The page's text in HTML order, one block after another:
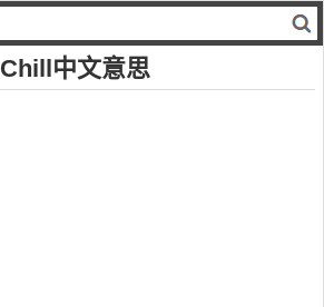
Chill中文意思